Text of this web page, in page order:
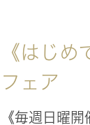
《はじ
フェア
《毎週日曜開